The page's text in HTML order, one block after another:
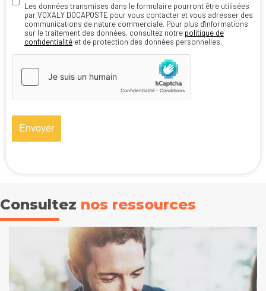
RGPD
Les données transmises dans le formulaire pourront être utilisées
par VOXALY DOCAPOSTE pour vous contacter et vous adresser des
communications de nature commerciale. Pour plus d'informations
sur le traitement des données, consultez notre politique de
confidentialité et de protection des données personnelles.
Consultez nos ressources